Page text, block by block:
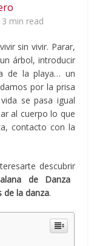
3 min read
sin vivir. Parar,
árbol, introducir
de la playa… un
por la prisa
se pasa igual
al cuerpo lo que
contacto con la
descubrir
de Danza
de la danza.